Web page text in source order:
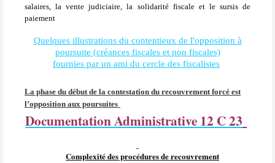
salaires, la vente judiciaire, la solidarité fiscale et le sursis de
paiement
Quelques illustrations du contentieux de l'opposition à
poursuite (créances fiscales et non fiscales)
fournies par un ami du cercle des fiscalistes
La phase du début de la contestation du recouvrement forcé est
l’opposition aux poursuites
Documentation Administrative 12 C 23
Complexité des procédures de recouvrement